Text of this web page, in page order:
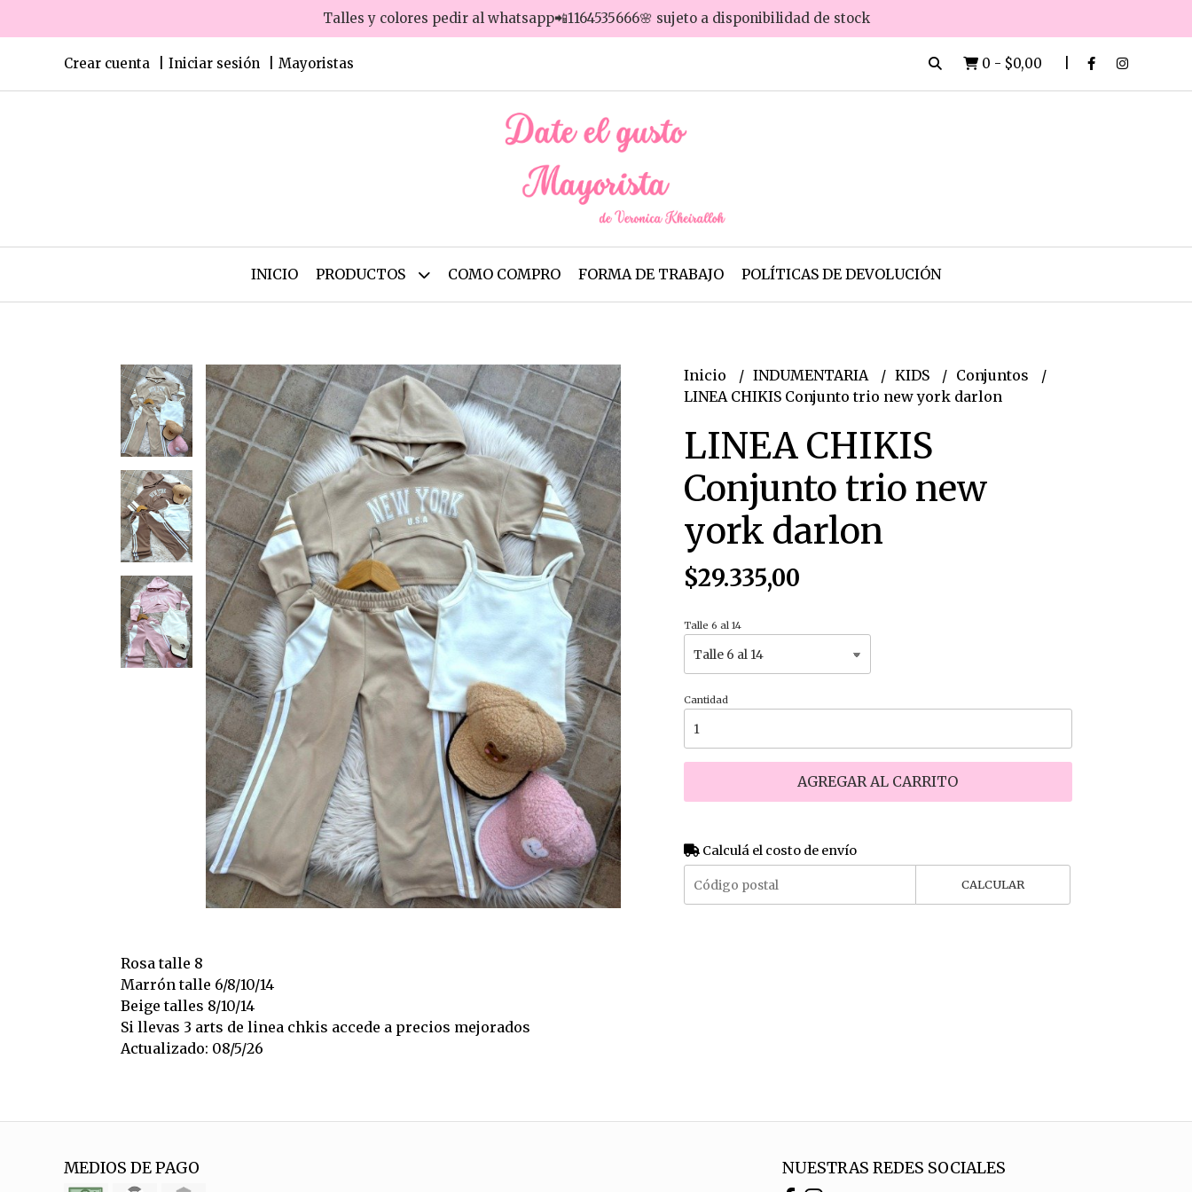
Talles y colores pedir al whatsapp📲1164535666🌸 sujeto a disponibilidad de stock
Crear cuenta Iniciar sesión Mayoristas 0 - $0,00
INICIO PRODUCTOS COMO COMPRO FORMA DE TRABAJO POLÍTICAS DE DEVOLUCIÓN
Rosa talle 8
Marrón talle 6/8/10/14
Beige talles 8/10/14
Si llevas 3 arts de linea chkis accede a precios mejorados
Actualizado: 08/5/26
Inicio INDUMENTARIA KIDS
Conjuntos
LINEA CHIKIS Conjunto trio new york darlon
LINEA CHIKIS
Conjunto trio new
york darlon
$29.335,00
Talle 6 al 14
Cantidad
AGREGAR AL CARRITO
Calculá el costo de envío
CALCULAR
MEDIOS DE PAGO NUESTRAS REDES SOCIALES